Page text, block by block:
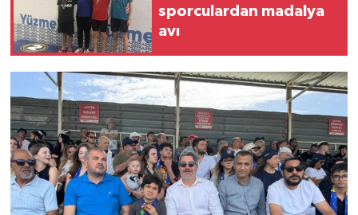
sporculardan madalya
avı